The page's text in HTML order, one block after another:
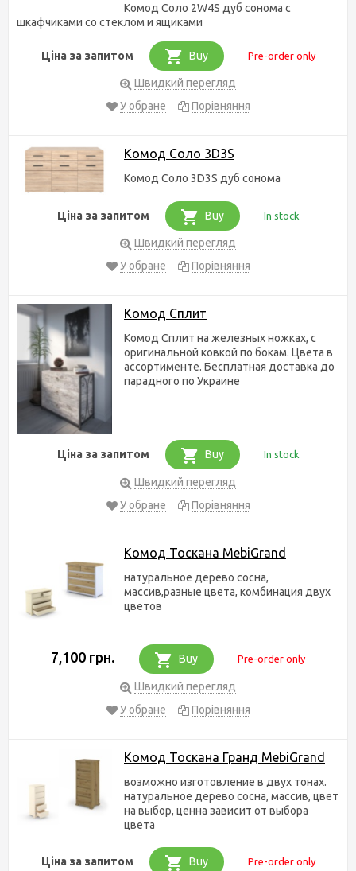
Комод Соло 2W4S дуб сонома с
шкафчиками со стеклом и ящиками
Ціна за запитом Buy Pre-order only
Швидкий перегляд
У обране
Порівняння
Комод Соло 3D3S
Комод Соло 3D3S дуб сонома
Ціна за запитом Buy In stock
Швидкий перегляд
У обране
Порівняння
Комод Сплит
Комод Сплит на железных ножках, с
оригинальной ковкой по бокам. Цвета в
ассортименте. Бесплатная доставка до
парадного по Украине
Ціна за запитом Buy In stock
Швидкий перегляд
У обране
Порівняння
Комод Тоскана MebiGrand
натуральное дерево сосна,
массив,разные цвета, комбинация двух
цветов
7,100 грн. Buy Pre-order only
Швидкий перегляд
У обране
Порівняння
Комод Тоскана Гранд MebiGrand
возможно изготовление в двух тонах.
натуральное дерево сосна, массив, цвет
на выбор, ценна зависит от выбора
цвета
Ціна за запитом Buy Pre-order only